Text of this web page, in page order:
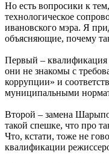
Но есть вопросики к
технологическое
ивановского мэра. Я
объясняющие, почему
Первый – квалификация
они не знакомы с
коррупции» и
муниципальными
Второй – замена
такой спешке, что про
Что, кстати, тоже не
квалификации